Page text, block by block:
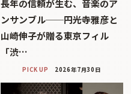
長年の信頼が生む、音楽のア
ンサンブル──円光寺雅彦と
山崎伸子が贈る東京フィル
「渋…
PICK UP 2026年7月30日